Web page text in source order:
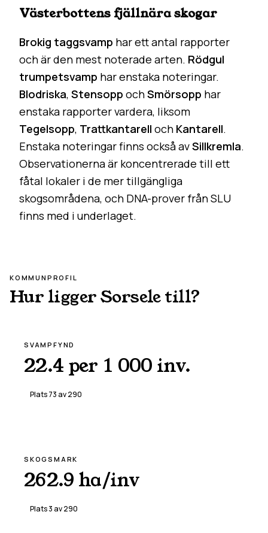
Västerbottens fjällnära skogar
Brokig taggsvamp har ett antal rapporter
och är den mest noterade arten. Rödgul
trumpetsvamp har enstaka noteringar.
Blodriska, Stensopp ochSmörsopp har
enstaka rapporter vardera, liksom
Tegelsopp, Trattkantarell och Kantarell.
Enstaka noteringar finns också avSillkremla.
Observationerna är koncentrerade till ett
fåtal lokaler i de mer tillgängliga
skogsområdena, och DNA-prover från SLU
finns med i underlaget.
KOMMUNPROFIL
Hur liggerSorseletill?
SVAMPFYND
22.4 per 1 000 inv.
Plats73 av290
SKOGSMARK
262.9 ha/inv
Plats3 av290